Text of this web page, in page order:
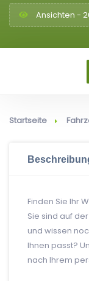
Ansichten -
Startseite
Finden Sie Ihr
Sie sind auf
und wissen
Ihnen passt?
nach Ihrem